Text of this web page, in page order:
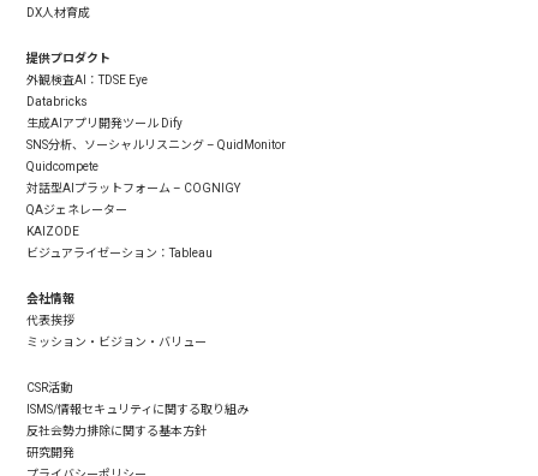
DX人材育成
提供プロダクト
外観検査AI：TDSE Eye
Databricks
生成AIアプリ開発ツール Dify
SNS分析、ソーシャルリスニング – QuidMonitor
Quidcompete
対話型AIプラットフォーム – COGNIGY
QAジェネレーター
KAIZODE
ビジュアライゼーション：Tableau
会社情報
代表挨拶
ミッション・ビジョン・バリュー
CSR活動
ISMS/情報セキュリティに関する取り組み
反社会勢力排除に関する基本方針
研究開発